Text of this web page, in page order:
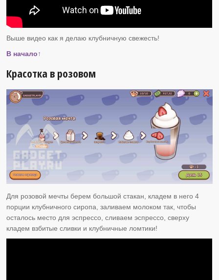
Выше видео как я делаю клубничную свежесть!
В начало↑
Красотка в розовом
Для розовой мечты берем большой стакан, кладем в него 4
порции клубничного сиропа, заливаем молоком так, чтобы
осталось место для эспрессо, сливаем эспрессо, сверху
кладем взбитые сливки и клубничные ломтики!